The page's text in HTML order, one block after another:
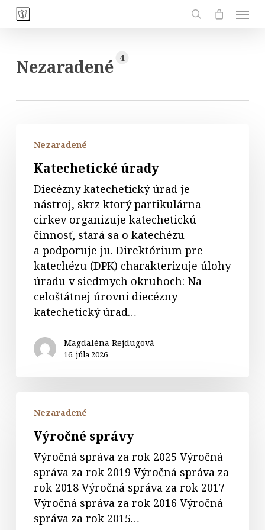
Skip
Nezaradené 4
úradyNezaradené
Katechetické úrady
Diecézny katechetický úrad je
nástroj, skrz ktorý partikulárna
cirkev organizuje katechetickú
činnosť, stará sa o katechézu
a podporuje ju. Direktórium pre
katechézu (DPK) charakterizuje úlohy
úradu v siedmych okruhoch: Na
celoštátnej úrovni diecézny
katechetický úrad…
Magdaléna Rejdugová
16. júla 2026
správy
Nezaradené
Výročné správy
Výročná správa za rok 2025 Výročná
správa za rok 2019 Výročná správa za
rok 2018 Výročná správa za rok 2017
Výročná správa za rok 2016 Výročná
správa za rok 2015…